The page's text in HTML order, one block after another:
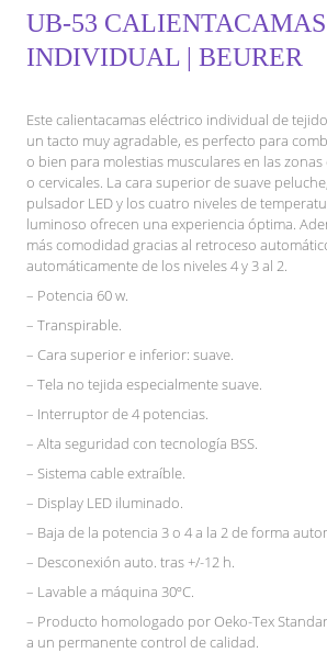
UB-53 CALIENTACAMAS
INDIVIDUAL | BEURER
Este calientacamas eléctrico individual de
un tacto muy agradable, es perfecto para
o bien para molestias musculares en las
o cervicales. La cara superior de suave
pulsador LED y los cuatro niveles de
luminoso ofrecen una experiencia óptima.
más comodidad gracias al retroceso
automáticamente de los niveles 4 y 3 al 2.
– Potencia 60 w.
– Transpirable.
– Cara superior e inferior: suave.
– Tela no tejida especialmente suave.
– Interruptor de 4 potencias.
– Alta seguridad con tecnología BSS.
– Sistema cable extraíble.
– Display LED iluminado.
– Baja de la potencia 3 o 4 a la 2 de forma
– Desconexión auto. tras +/-12 h.
– Lavable a máquina 30ºC.
– Producto homologado por Oeko-Tex
a un permanente control de calidad.